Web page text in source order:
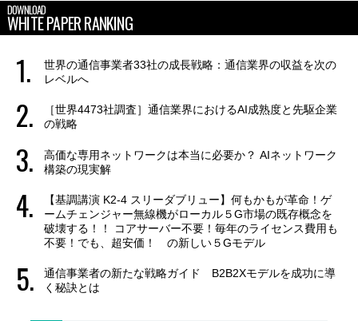
DOWNLOAD
WHITE PAPER RANKING
世界の通信事業者33社の成長戦略：通信業界の収益を次の
レベルへ
［世界4473社調査］通信業界におけるAI成熟度と先駆企業
の戦略
高価な専用ネットワークは本当に必要か？ AIネットワーク
構築の現実解
【基調講演 K2-4 スリーダブリュー】何もかもが革命！ゲ
ームチェンジャー無線機がローカル５G市場の既存概念を
破壊する！！ コアサーバー不要！毎年のライセンス費用も
不要！でも、超安価！ の新しい５Gモデル
通信事業者の新たな戦略ガイド B2B2Xモデルを成功に導
く秘訣とは